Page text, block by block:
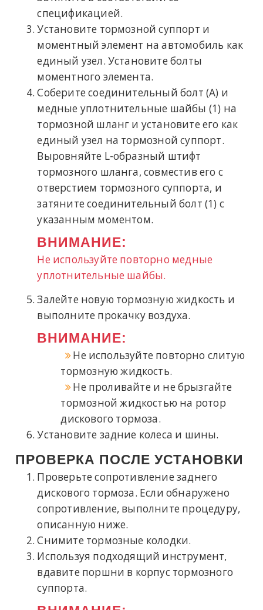
спецификацией.
Установите тормозной суппорт и
моментный элемент на автомобиль как
единый узел. Установите болты
моментного элемента.
Соберите соединительный болт (A) и
медные уплотнительные шайбы (1) на
тормозной шланг и установите его как
единый узел на тормозной суппорт.
Выровняйте L-образный штифт
тормозного шланга, совместив его с
отверстием тормозного суппорта, и
затяните соединительный болт (1) с
указанным моментом.
ВНИМАНИЕ:
Не используйте повторно медные
уплотнительные шайбы.
Залейте новую тормозную жидкость и
выполните прокачку воздуха.
ВНИМАНИЕ:
Не используйте повторно слитую
тормозную жидкость.
Не проливайте и не брызгайте
тормозной жидкостью на ротор
дискового тормоза.
Установите задние колеса и шины.
ПРОВЕРКА ПОСЛЕ УСТАНОВКИ
Проверьте сопротивление заднего
дискового тормоза. Если обнаружено
сопротивление, выполните процедуру,
описанную ниже.
Снимите тормозные колодки.
Используя подходящий инструмент,
вдавите поршни в корпус тормозного
суппорта.